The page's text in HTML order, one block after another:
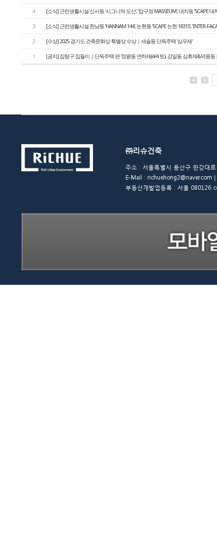
4 [소식] 근린생활시설 신사동 '시그니쳐 도산', '압구정 MASSEUM', 대치동 'SCAPE 대
3 [소식] 근린생활시설 한남동 'HANNAM 144', 논현동 'SCAPE 논현 18315', 'INTER-
2 [수상] 2025 경기도 건축문화상 특별상 수상｜새솔동 단독주택 '심우재'
1 [공지] 집탐구 집들이｜단독주택 편 '정왕동 연하재(4/4 토), 강일동 심휴재&덕풍동
㈜리슈건축
주소 : 서울특별시 용산구 한강대
E-Mail :
부동산개발업등록 : 서울 080126